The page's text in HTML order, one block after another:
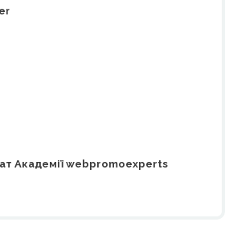
Академії webpromoexperts